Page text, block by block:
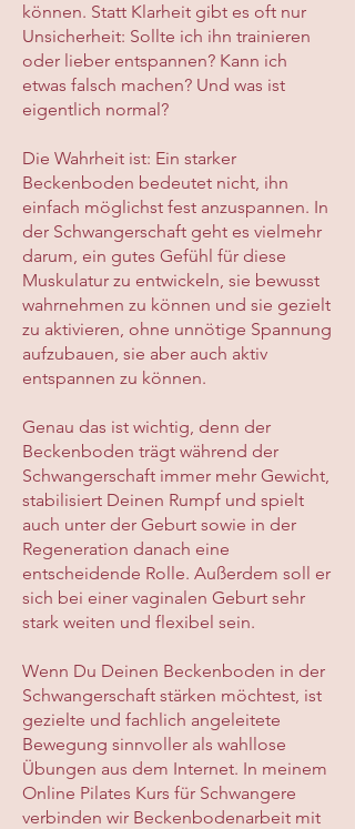
können. Statt Klarheit gibt es oft nur
Unsicherheit: Sollte ich ihn trainieren
oder lieber entspannen? Kann ich
etwas falsch machen? Und was ist
eigentlich normal?
Die Wahrheit ist: Ein starker
Beckenboden bedeutet nicht, ihn
einfach möglichst fest anzuspannen. In
der Schwangerschaft geht es vielmehr
darum, ein gutes Gefühl für diese
Muskulatur zu entwickeln, sie bewusst
wahrnehmen zu können und sie gezielt
zu aktivieren, ohne unnötige Spannung
aufzubauen, sie aber auch aktiv
entspannen zu können.
Genau das ist wichtig, denn der
Beckenboden trägt während der
Schwangerschaft immer mehr Gewicht,
stabilisiert Deinen Rumpf und spielt
auch unter der Geburt sowie in der
Regeneration danach eine
entscheidende Rolle. Außerdem soll er
sich bei einer vaginalen Geburt sehr
stark weiten und flexibel sein.
Wenn Du Deinen Beckenboden in der
Schwangerschaft stärken möchtest, ist
gezielte und fachlich angeleitete
Bewegung sinnvoller als wahllose
Übungen aus dem Internet. In meinem
Online Pilates Kurs für Schwangere
verbinden wir Beckenbodenarbeit mit